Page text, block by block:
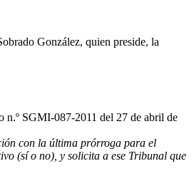
González, quien preside, la
n.º SGMI-087-2011 del 27 de abril de
con la última prórroga para el
(sí o no), y solicita a ese Tribunal que